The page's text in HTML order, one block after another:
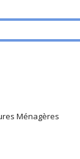
Ménagères